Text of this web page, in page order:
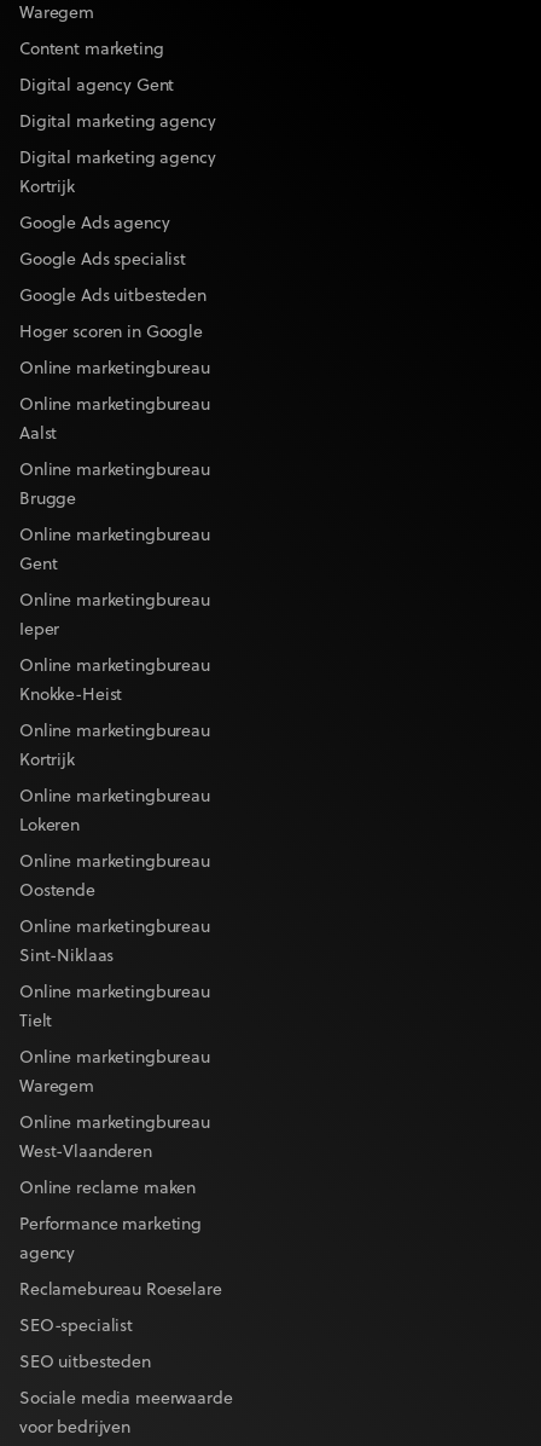
Waregem
Content marketing
Digital agency Gent
Digital marketing agency
Digital marketing agency
Kortrijk
Google Ads agency
Google Ads specialist
Google Ads uitbesteden
Hoger scoren in Google
Online marketingbureau
Online marketingbureau
Aalst
Online marketingbureau
Brugge
Online marketingbureau
Gent
Online marketingbureau
Ieper
Online marketingbureau
Knokke-Heist
Online marketingbureau
Kortrijk
Online marketingbureau
Lokeren
Online marketingbureau
Oostende
Online marketingbureau
Sint-Niklaas
Online marketingbureau
Tielt
Online marketingbureau
Waregem
Online marketingbureau
West-Vlaanderen
Online reclame maken
Performance marketing
agency
Reclamebureau Roeselare
SEO-specialist
SEO uitbesteden
Sociale media meerwaarde
voor bedrijven